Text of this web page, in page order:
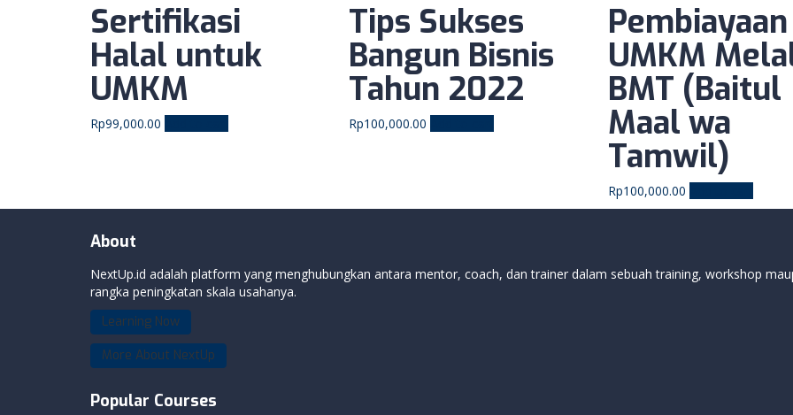
Sertifikasi
Halal untuk
UMKM
Rp99,000.00
Tips Sukses
Bangun Bisnis
Tahun 2022
Rp100,000.00
Pembiayaan
UMKM
BMT (Baitul
Maal wa
Tamwil)
Rp100,000.00
About
NextUp.id adalah platform yang menghubungkan antara mentor, coach, dan trainer dalam sebuah training, workshop
rangka peningkatan skala usahanya.
Learning Now
More About NextUp
Popular Courses